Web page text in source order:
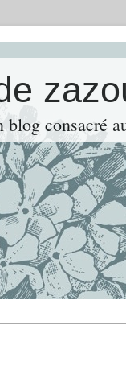
blog consacré